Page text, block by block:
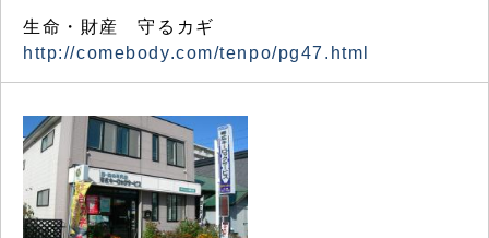
生命・財産 守るカギ
http://comebody.com/tenpo/pg47.html